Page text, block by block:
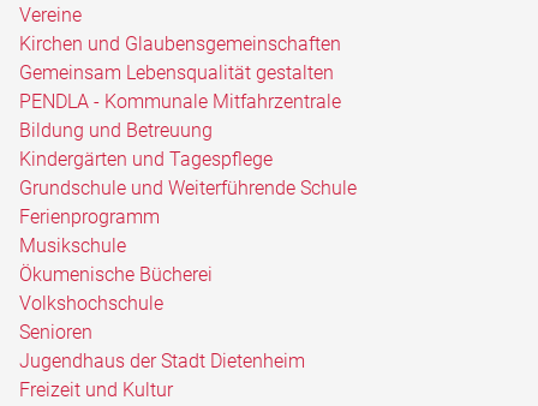
Vereine
Kirchen und Glaubensgemeinschaften
Gemeinsam Lebensqualität gestalten
PENDLA - Kommunale Mitfahrzentrale
Bildung und Betreuung
Kindergärten und Tagespflege
Grundschule und Weiterführende Schule
Ferienprogramm
Musikschule
Ökumenische Bücherei
Volkshochschule
Senioren
Jugendhaus der Stadt Dietenheim
Freizeit und Kultur